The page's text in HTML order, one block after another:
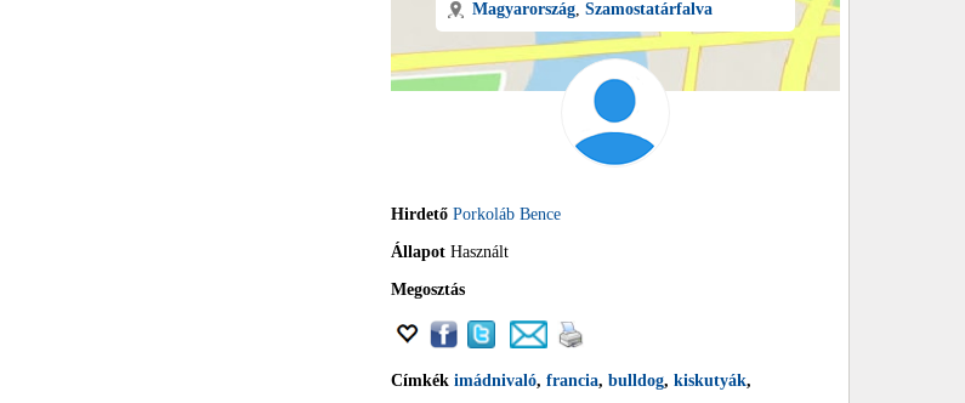
Magyarország Szamostatárfalva
Hirdető Porkoláb Bence
Állapot Használt
Megosztás
Címkék imádnivaló, francia, bulldog, kiskutyák,